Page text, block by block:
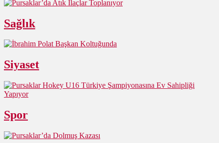
Sağlık
Siyaset
Spor